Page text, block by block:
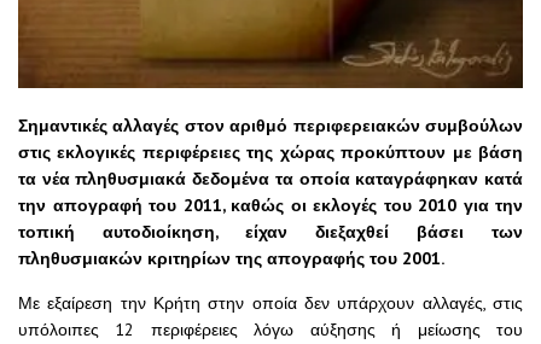
Σημαντικές αλλαγές στον αριθμό περιφερειακών συμβούλων
στις εκλογικές περιφέρειες της χώρας προκύπτουν με βάση
τα νέα πληθυσμιακά δεδομένα τα οποία καταγράφηκαν κατά
την απογραφή του 2011, καθώς οι εκλογές του 2010 για την
τοπική αυτοδιοίκηση, είχαν διεξαχθεί βάσει των
πληθυσμιακών κριτηρίων της απογραφής του 2001.
Με εξαίρεση την Κρήτη στην οποία δεν υπάρχουν αλλαγές, στις
υπόλοιπες 12 περιφέρειες λόγω αύξησης ή μείωσης του